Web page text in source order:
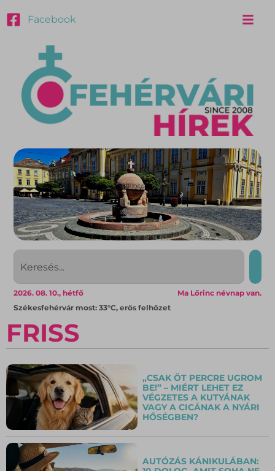
Facebook
Ma Lőrinc névnap van.
2026. 08. 10., hétfő
Székesfehérvár most: 33°C, erős felhőzet
FRISS
„CSAK ÖT PERCRE UGROM
BE!” – MIÉRT LEHET EZ
VÉGZETES A KUTYÁNAK
VAGY A CICÁNAK A NYÁRI
HŐSÉGBEN?
AUTÓZÁS KÁNIKULÁBAN: